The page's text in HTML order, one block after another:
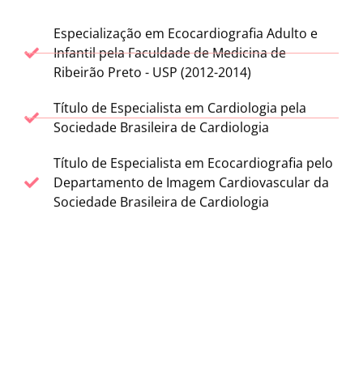
Especialização em Ecocardiografia Adulto e
Infantil pela Faculdade de Medicina de
Ribeirão Preto - USP (2012-2014)
Título de Especialista em Cardiologia pela
Sociedade Brasileira de Cardiologia
Título de Especialista em Ecocardiografia pelo
Departamento de Imagem Cardiovascular da
Sociedade Brasileira de Cardiologia